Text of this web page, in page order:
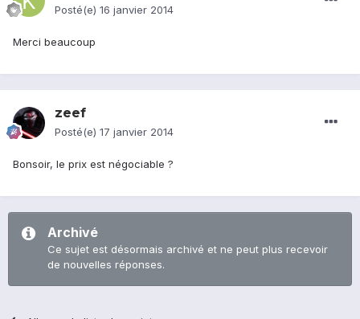
Posté(e) 16 janvier 2014
Merci beaucoup
zeef
Posté(e) 17 janvier 2014
Bonsoir, le prix est négociable ?
Archivé
Ce sujet est désormais archivé et ne peut plus recevoir
de nouvelles réponses.